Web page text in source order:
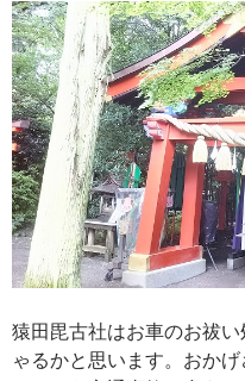
猿田毘古社はお車のお祓い
ゃるかと思います。おか